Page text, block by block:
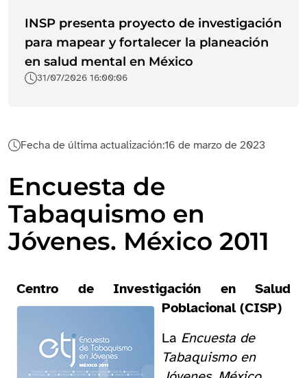
INSP presenta proyecto de investigación
para mapear y fortalecer la planeación
en salud mental en México
31/07/2026 16:00:06
Fecha de última actualización:16 de marzo de 2023
Encuesta de
Tabaquismo en
Jóvenes. México 2011
Centro de Investigación en Salud
Poblacional (CISP)
La Encuesta de
Tabaquismo en